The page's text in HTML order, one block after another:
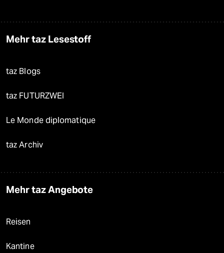
Mehr taz Lesestoff
taz Blogs
taz FUTURZWEI
Le Monde diplomatique
taz Archiv
Mehr taz Angebote
Reisen
Kantine